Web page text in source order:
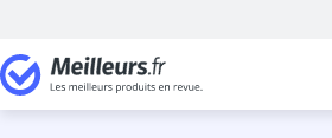
Meilleurs